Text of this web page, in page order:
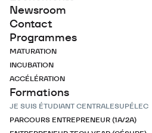
Newsroom
Contact
Programmes
MATURATION
INCUBATION
ACCÉLÉRATION
Formations
JE SUIS ÉTUDIANT CENTRALESUPÉLEC
PARCOURS ENTREPRENEUR (1A/2A)